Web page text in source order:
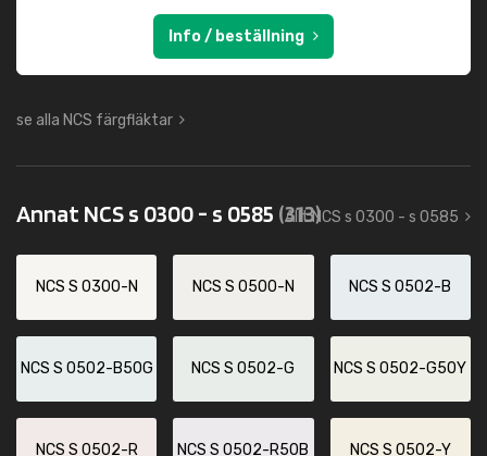
Info / beställning
se alla NCS färgfläktar
Annat NCS s 0300 - s 0585 (313)
Allt NCS s 0300 - s 0585
NCS S 0300-N NCS S 0500-N NCS S 0502-B
NCS S 0502-B50G NCS S 0502-G NCS S 0502-G50Y
NCS S 0502-R NCS S 0502-R50B NCS S 0502-Y